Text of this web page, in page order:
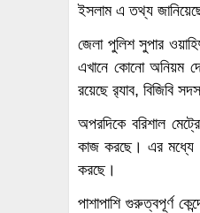
ইসলাম এ তথ্য
জেলা পুলিশ সুপার
এখানে কোনো অনিয়ম
রয়েছে র‌্যাব, বিজিবি
অপরদিকে বরিশাল
কাজ করছে। এর মধ্যে
করছে।
পাশাপাশি গুরুত্বপূর্ণ